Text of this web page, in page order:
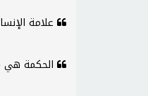
علامة
الحكمة هي